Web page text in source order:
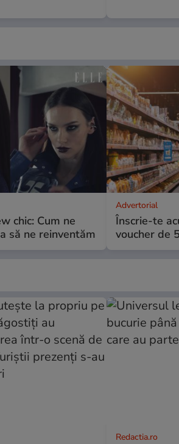
chic: Cum ne
să ne reinventăm
Advertorial
Înscrie-te
voucher de
Redactia.ro